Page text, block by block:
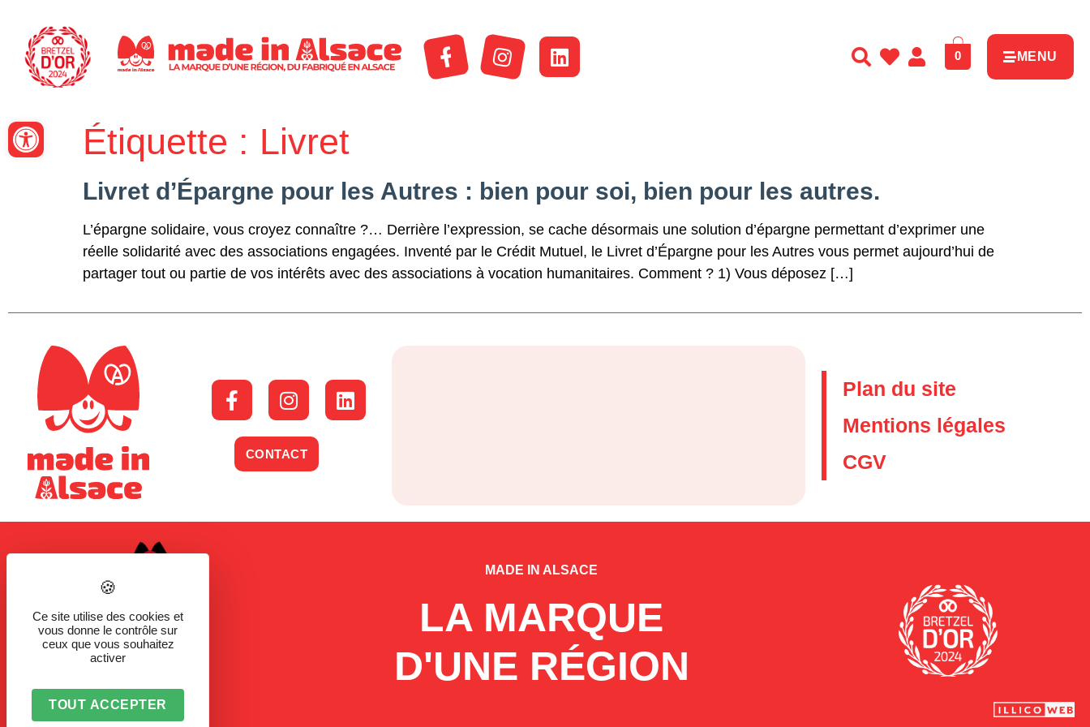
Ouvrir la barre d’outils
0 MENU
Étiquette : Livret
Livret d’Épargne pour les Autres : bien pour soi, bien pour les autres.
L’épargne solidaire, vous croyez connaître ?… Derrière l’expression, se cache désormais une solution d’épargne permettant d’exprimer une
réelle solidarité avec des associations engagées. Inventé par le Crédit Mutuel, le Livret d’Épargne pour les Autres vous permet aujourd’hui de
partager tout ou partie de vos intérêts avec des associations à vocation humanitaires. Comment ? 1) Vous déposez […]
CONTACT
Plan du site
Mentions légales
CGV
MADE IN ALSACE
LA MARQUE
D'UNE RÉGION
Ce site utilise des cookies et
vous donne le contrôle sur
ceux que vous souhaitez
activer
TOUT ACCEPTER